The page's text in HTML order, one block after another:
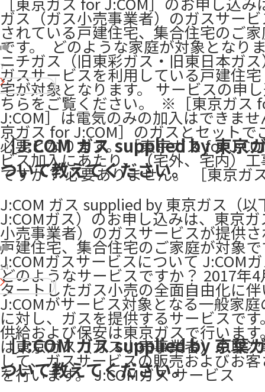
ガス（ガス小売事業者）のガスサー
されている戸建住宅、集合住宅のご
です。 ​ どのような家庭が対象となり
ニチガス（旧東彩ガス・旧東日本ガ
ガスサービスを利用している戸建住
宅が対象となります。 サービスの申
ちらをご覧ください。 ​ ※［東京ガス
J:COM］は電気のみの加入はできま
京ガス for J:COM］のガスとセットで
必要となります。 ［東京ガス for
ビス加入にあたり、（宅外、宅内）
ですか？ 必要ありません。 ［東京ガ
7
［J:COM ガス supplied by 東京
ついて教えてください。
J:COM ガス supplied by 東京ガス（以
J:COMガス）のお申し込みは、東京
小売事業者）のガスサービスが提供
戸建住宅、集合住宅のご家庭が対象で
J:COMガスサービスについて J:COM
どのようなサービスですか？ 2017年
タートしたガス小売の全面自由化に
J:COMがサービス対象となる一般家
に対し、ガスを提供するサービスで
供給および保安は東京ガスで行います
は東京ガス（ガス小売事業者）の取
して、ガスサービスの販売およびお
を行います。 ​J:COMガス サービス
14
［J:COM ガス supplied by 京葉
ついて教えてください。